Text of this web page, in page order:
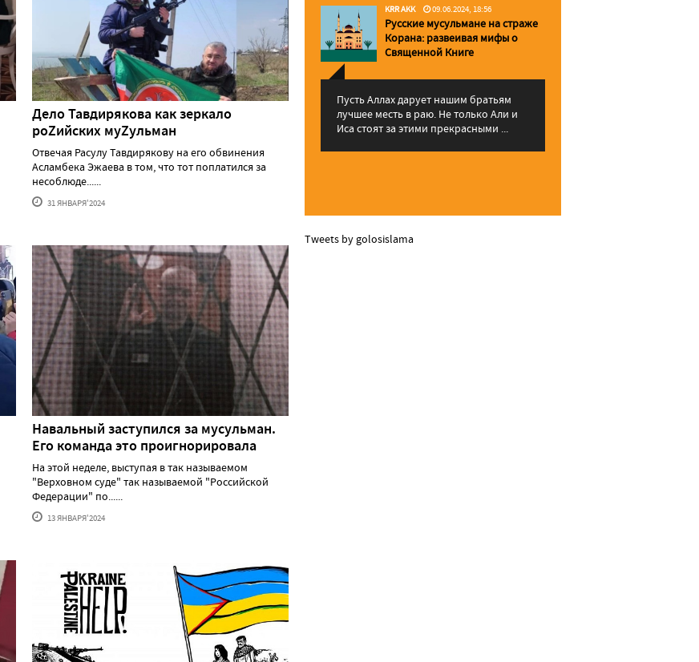
Дело Тавдирякова как зеркало
роZийских муZульман
Отвечая Расулу Тавдирякову на его обвинения
Асламбека Эжаева в том, что тот поплатился за
несоблюде......
31 ЯНВАРЯ'2024
Навальный заступился за мусульман.
Его команда это проигнорировала
На этой неделе, выступая в так называемом
"Верховном суде" так называемой "Российской
Федерации" по......
13 ЯНВАРЯ'2024
KRR AKK 09.06.2024, 18:56
Русские мусульмане на страже
Корана: pазвеивая мифы о
Священной Книге
Пусть Аллах дарует нашим братьям
лучшее месть в раю. Не только Али и
Иса стоят за этими прекрасными ...
Tweets by golosislama